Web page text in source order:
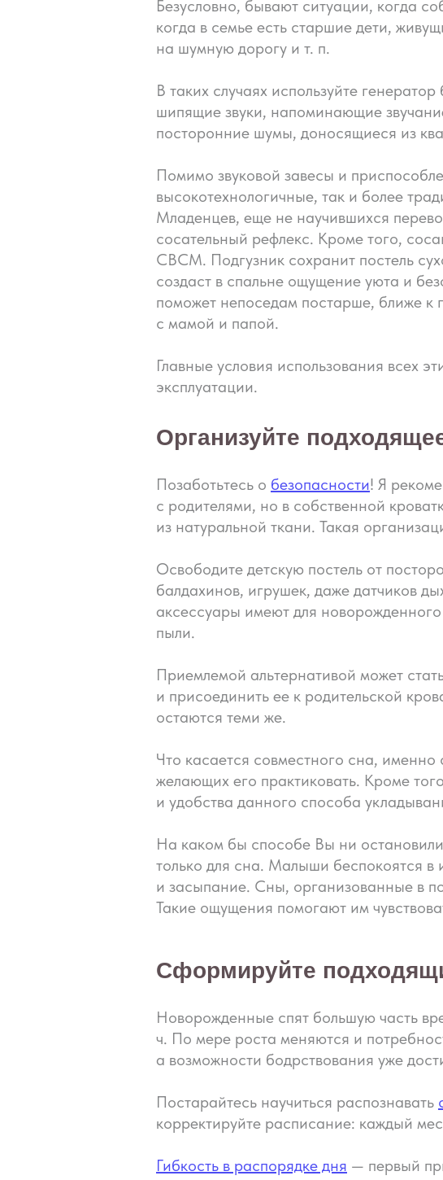
Безусловно, бывают ситуации, когда
когда в семье есть старшие дети,
на шумную дорогу и т. п.
В таких случаях используйте
шипящие звуки, напоминающие
посторонние шумы, доносящиеся из
Помимо звуковой завесы и
высокотехнологичные, так и более
Младенцев, еще не научившихся
сосательный рефлекс. Кроме того,
СВСМ. Подгузник сохранит постель
создаст в спальне ощущение уюта и
поможет непоседам постарше, ближе к
с мамой и папой.
Главные условия использования всех
эксплуатации.
Организуйте
Позаботьтесь о безопасности! Я
с родителями, но в собственной
из натуральной ткани. Такая
Освободите детскую постель от
балдахинов, игрушек, даже датчиков
аксессуары имеют для
пыли.
Приемлемой альтернативой может
и присоединить ее к родительской
остаются теми же.
Что касается совместного сна,
желающих его практиковать. Кроме
и удобства данного способа
На каком бы способе Вы ни
только для сна. Малыши беспокоятся в
и засыпание. Сны, организованные в
Такие ощущения помогают им
Сформируйте
Новорожденные спят большую часть
ч. По мере роста меняются и
а возможности бодрствования уже
Постарайтесь научиться распознавать
корректируйте расписание: каждый
Гибкость в распорядке дня — первый